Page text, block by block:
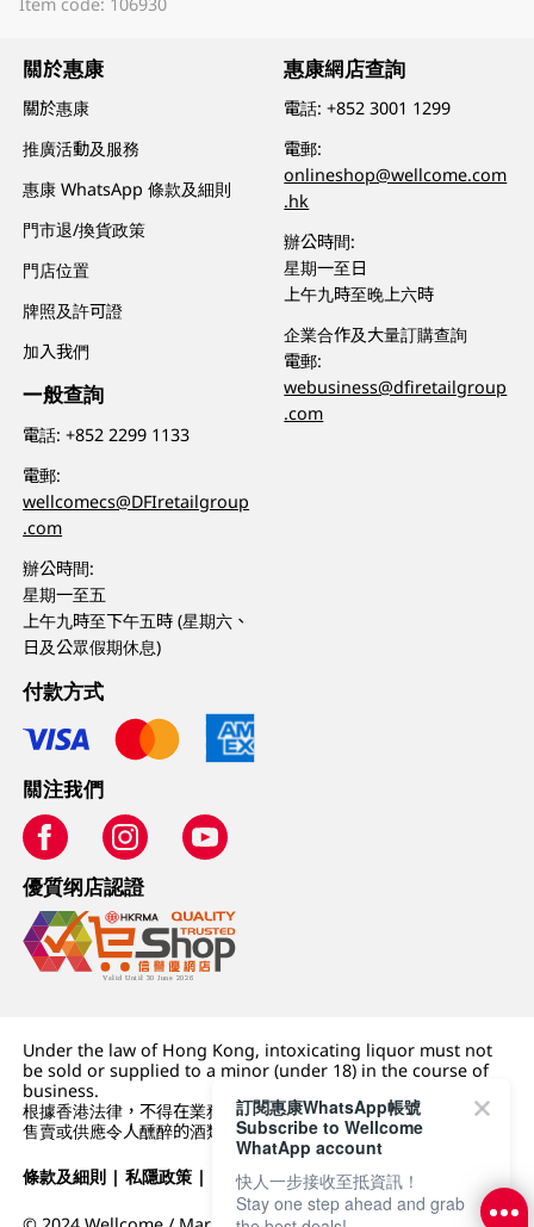
關於惠康
關於惠康
推廣活動及服務
惠康 WhatsApp 條款及細則
門市退/換貨政策
門店位置
牌照及許可證
加入我們
一般查詢
電話:+852 2299 1133
電郵:
wellcomecs@DFIretailgroup
.com
辦公時間:
星期一至五
上午九時至下午五時 (星期六、
日及公眾假期休息)
惠康網店查詢
電話:+852 3001 1299
電郵:
onlineshop@wellcome.com
.hk
辦公時間:
星期一至日
上午九時至晚上六時
企業合作及大量訂購查詢
電郵:
webusiness@dfiretailgroup
.com
付款方式
關注我們
優質纲店認證
Under the law of Hong Kong, intoxicating liquor must not
be sold or supplied to a minor (under 18) in the course of
business.
根據香港法律，不得在業務過程中，向未成年人 (18 歲以下人士)
售賣或供應令人醺醉的酒類。
條款及細則 |私隱政策 | DFI零售集團
訂閱惠康WhatsApp帳號
Subscribe to Wellcome
WhatApp account
快人一步接收至抵資訊！
Stay one step ahead and grab